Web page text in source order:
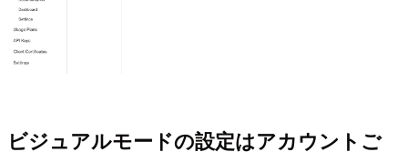
ビジュアルモードの設定はアカウントご